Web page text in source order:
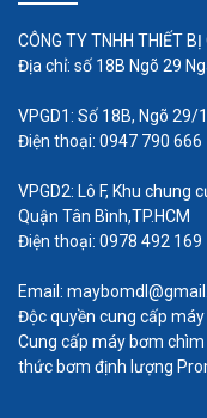
bơm li tâm trục
công nghệ Sản
Ưu điểm là chống
năng chịu nhiệt
trì, tuổi thọ cao…
Ứng dụng: được
CÔNG TY TNHH THIẾT
Địa chỉ: số 18B Ngõ 29
VPGD1: Số 18B, Ngõ 29/
Điện thoại: 0947 790 666
VPGD2: Lô F, Khu chung
Quận Tân Bình,TP.HCM
Điện thoại: 0978 492 169
Email:
Độc quyền cung cấp
Cung cấp máy bơm
thức bơm định lượng